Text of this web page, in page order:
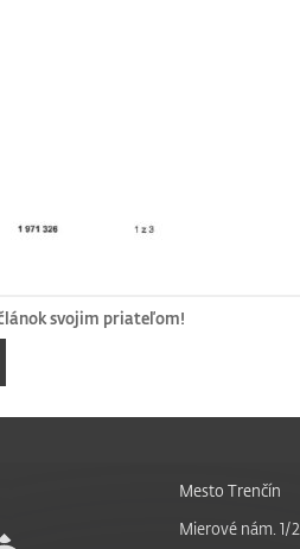
svojim priateľom!
Mesto Trenčín
Mierové nám. 1/2